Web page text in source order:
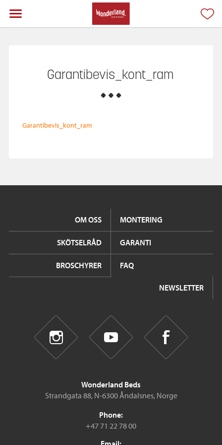
Garantibevis_kont_ram
Garantibevis_kont_ram
OM OSS MONTERING
SKÖTSELRÅD GARANTI
BROSCHYRER FAQ
NEWSLETTER
Wonderland Beds
Strandgata 88, N-6300 Åndalsnes, Norge
Phone:
+47 71 22 78 00